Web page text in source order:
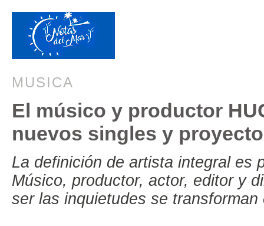
MUSICA
El músico y productor
nuevos singles y
La definición de artista integral es
Músico, productor, actor, editor y
ser las inquietudes se